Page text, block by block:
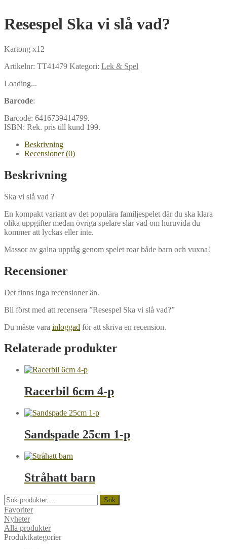
Resespel Ska vi slå vad?
Kartong x12
Artikelnr: TT41479 Kategori: Lek & Spel
Loading...
Barcode:
Barcode: 6416739414799.
ISBN: Rek. pris till kund 199.
Beskrivning
Recensioner (0)
Beskrivning
Ska vi slå vad ?
En kompakt variant av det populära familjespelet där du ska klara
olika uppgifter medan övriga spelare slår vad om huruvida du
kommer att lyckas eller inte.
Massor av galna upptåg genom spelet roar både barn och vuxna!
Recensioner
Det finns inga recensioner än.
Bli först med att recensera ”Resespel Ska vi slå vad?”
Du måste vara inloggad för att skriva en recension.
Relaterade produkter
Racerbil 6cm 4-p
Sandspade 25cm 1-p
Stråhatt barn
Sök
efter:
Sök
Favoriter
Nyheter
Alla produkter
Produktkategorier